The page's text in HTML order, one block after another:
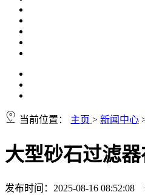
当前位置： 主页 > 新闻中心
大型砂石过滤
发布时间：2025-08-16